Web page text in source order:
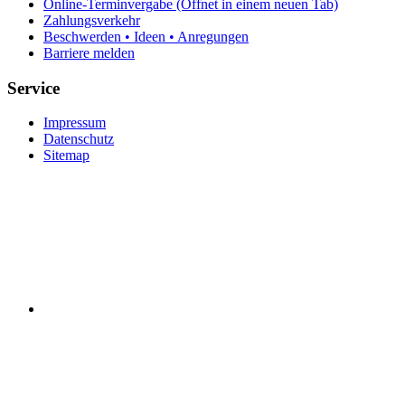
Online-Terminvergabe (Öffnet in einem neuen Tab)
Zahlungsverkehr
Beschwerden • Ideen • Anregungen
Barriere melden
Service
Impressum
Datenschutz
Sitemap